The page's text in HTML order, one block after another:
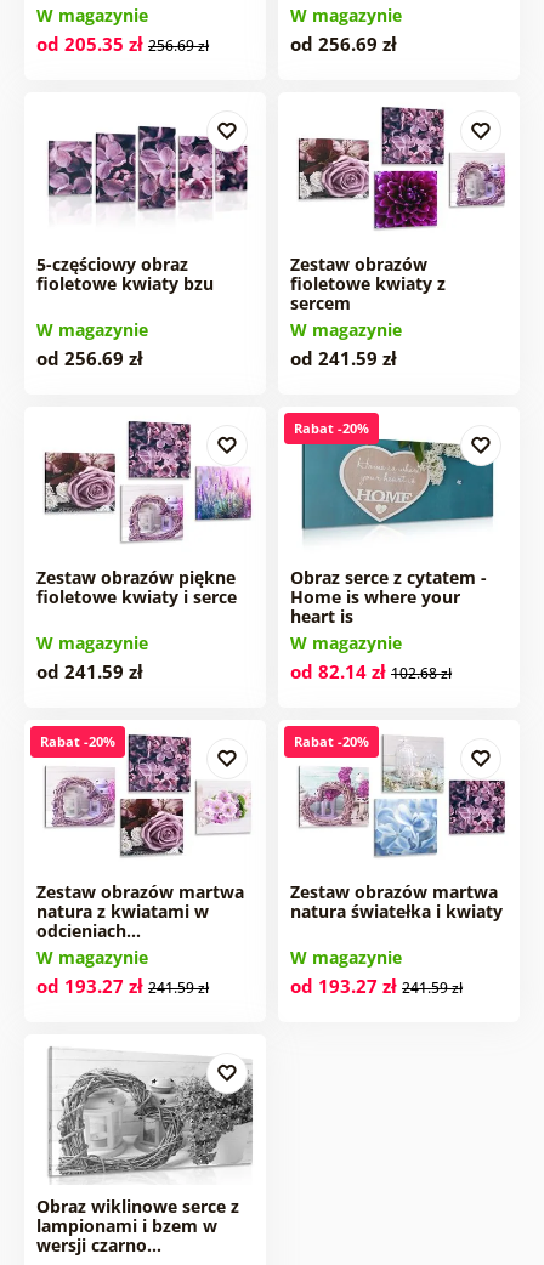
W magazynie
od 205.35 zł 256.69 zł
W magazynie
od 256.69 zł
5-częściowy obraz
fioletowe kwiaty bzu
W magazynie
od 256.69 zł
Zestaw obrazów
fioletowe kwiaty z
sercem
W magazynie
od 241.59 zł
Zestaw obrazów piękne
fioletowe kwiaty i serce
W magazynie
od 241.59 zł
Rabat -20%
Obraz serce z cytatem -
Home is where your
heart is
W magazynie
od 82.14 zł 102.68 zł
Rabat -20%
Zestaw obrazów martwa
natura z kwiatami w
odcieniach…
W magazynie
od 193.27 zł 241.59 zł
Rabat -20%
Zestaw obrazów martwa
natura światełka i kwiaty
W magazynie
od 193.27 zł 241.59 zł
Obraz wiklinowe serce z
lampionami i bzem w
wersji czarno…